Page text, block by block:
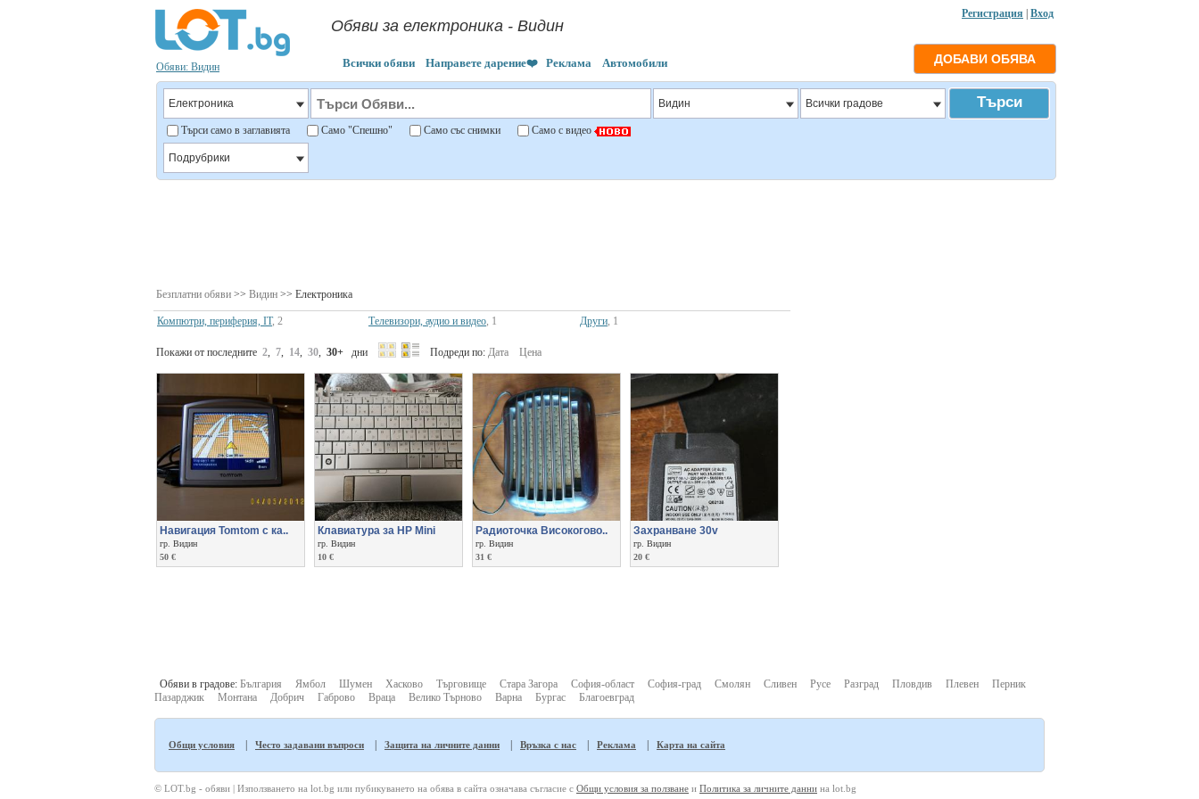
Регистрация Вход
Обяви: Видин
Обяви за електроника - Видин
Всички обяви Направете дарение❤️ Реклама Автомобили
Търси само в заглавията Само "Спешно" Само със снимки Само с видео
Безплатни обяви >> Видин >> Електроника
Компютри, периферия, IT, 2 Телевизори, аудио и видео, 1 Други, 1
Покажи от последните 2 7 14 30 30+ дни Подреди по: Дата Цена
Навигация Tomtom с ка..
гр. Видин
50 €
Клавиатура за HP Mini
гр. Видин
10 €
Радиоточка Високогово..
гр. Видин
31 €
Захранване 30v
гр. Видин
20 €
Обяви в градове: България Ямбол Шумен Хасково Търговище Стара Загора София-област София-град Смолян Сливен Русе Разград Пловдив Плевен
Перник
Пазарджик
Монтана Добрич Габрово Враца Велико Търново Варна Бургас Благоевград
Общи условия Често задавани въпроси Защита на личните данни Връзка с нас Реклама Карта на сайта
© LOT.bg - обяви | Използването на lot.bg или пубикуването на обява в сайта означава съгласие с Общи условия за ползване и Политика за личните данни на lot.bg